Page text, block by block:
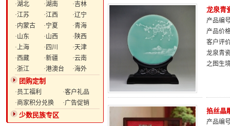
·湖北
·湖南
·吉林
·江苏
·江西
·辽宁
·内蒙古
·宁夏
·青海
·山东
·山西
·陕西
·上海
·四川
·天津
·西藏
·新疆
·云南
·浙江
·港澳台 ·海外
团购定制
·员工福利
·客户礼品
·商家积分兑换
·广告促销
少数民族专区
龙泉青
产品编
产品价
客户评
龙泉青
之图生
掐丝晶
产品编